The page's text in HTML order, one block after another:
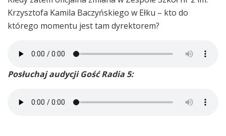
Krzysztofa Kamila Baczyńskiego w Ełku – kto do
którego momentu jest tam dyrektorem?
Posłuchaj audycji Gość Radia 5: